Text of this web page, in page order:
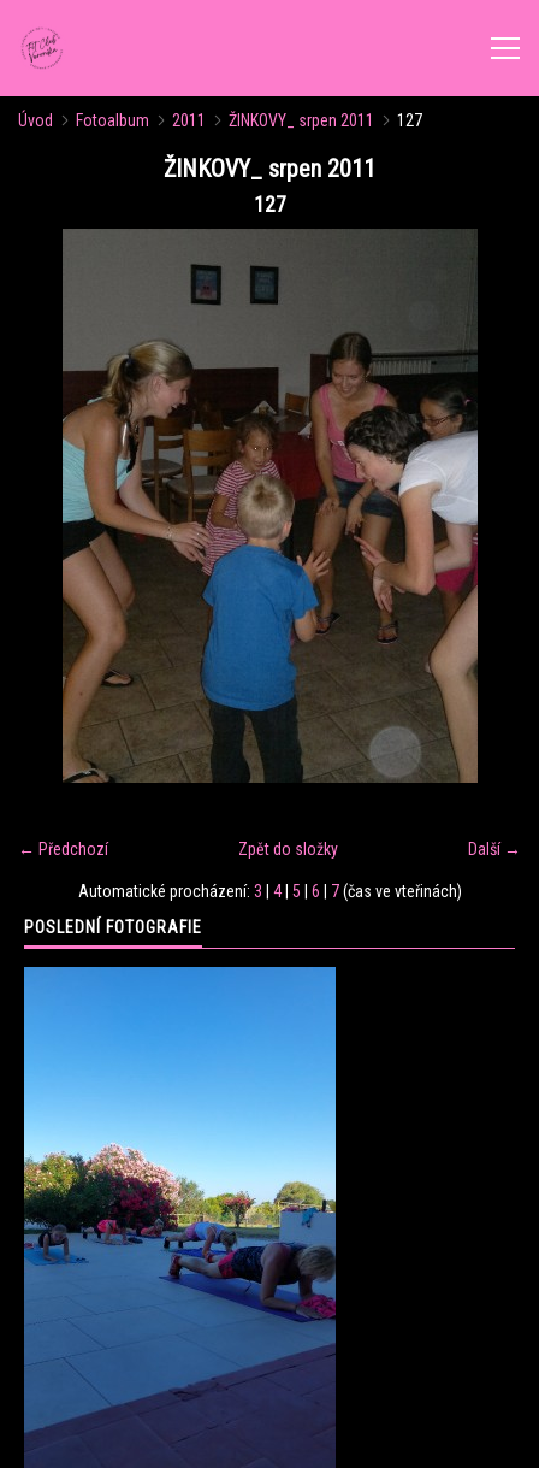
KALENDÁŘ AKCÍ
FORMY CVIČENÍ
VÝŽIVOVÉ PORADENSTVÍ
FITNESS TRÉNINK
VERONIKA FRÁNOVÁ
FIT CLUB VERONIKA
FOTOALBUM
KE STAŽENÍ
Veronika Fránová
+420 724 023 632
veronika.franova@centrum.cz
Update cookies preferences
Úvod Fotoalbum 2011 ŽINKOVY_ srpen 2011 127
ŽINKOVY_ srpen 2011
127
← Předchozí Další →
Zpět do složky
Automatické procházení: 3 4| 5 6 7(čas ve vteřinách)
POSLEDNÍ FOTOGRAFIE